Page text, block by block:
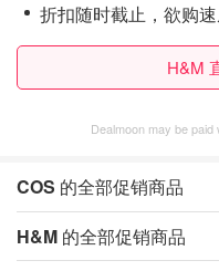
折扣随时截止，欲购速
H&M
Dealmoon may be
COS 的全部促销商品
H&M 的全部促销商品